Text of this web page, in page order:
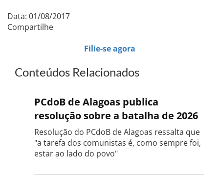
Data: 01/08/2017
Compartilhe
Filie-se agora
Conteúdos Relacionados
PCdoB de Alagoas publica
resolução sobre a batalha de 2026
Resolução do PCdoB de Alagoas ressalta que
"a tarefa dos comunistas é, como sempre foi,
estar ao lado do povo"